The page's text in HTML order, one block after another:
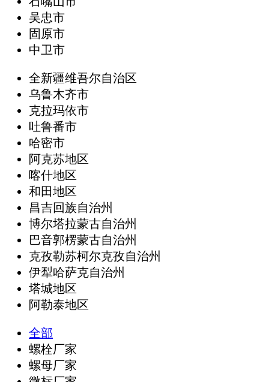
吴忠市
固原市
中卫市
全新疆维吾尔自治区
乌鲁木齐市
克拉玛依市
吐鲁番市
哈密市
阿克苏地区
喀什地区
和田地区
昌吉回族自治州
博尔塔拉蒙古自治州
巴音郭楞蒙古自治州
克孜勒苏柯尔克孜自治州
伊犁哈萨克自治州
塔城地区
阿勒泰地区
全部
螺栓厂家
螺母厂家